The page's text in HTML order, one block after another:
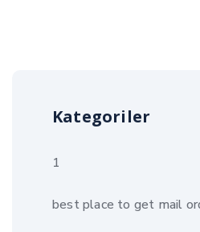
Kategoriler
1
best place to get mail